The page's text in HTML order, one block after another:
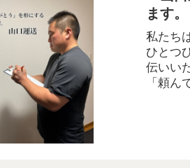
ます。
私たち
ひとつ
伝いい
「頼ん